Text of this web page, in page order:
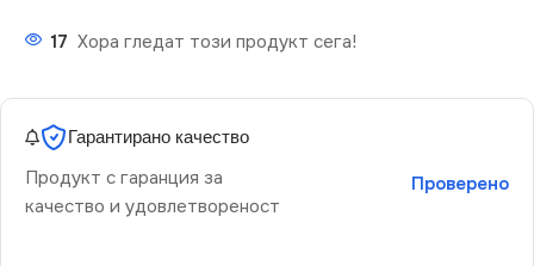
17 Хора гледат този продукт сега!
Гарантирано качество
Продукт с гаранция за
качество и удовлетвореност
Проверено